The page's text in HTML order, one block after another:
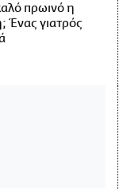
πρωινό η
Ένας γιατρός